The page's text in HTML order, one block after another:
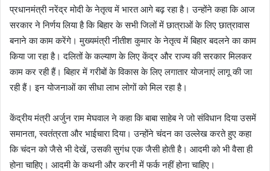
प्रधानमंत्री नरेंद्र मोदी के नेतृत्व में भारत आगे बढ़ रहा है। उन्होंने कहा कि आज
सरकार ने निर्णय लिया है कि बिहार के सभी जिलों में छात्राओं के लिए छात्रावास
बनाने का काम करेंगे। मुख्यमंत्री नीतीश कुमार के नेतृत्व में बिहार बदलने का काम
किया जा रहा है। दलितों के कल्याण के लिए केंद्र और राज्य की सरकार मिलकर
काम कर रही हैं। बिहार में गरीबों के विकास के लिए लगातार योजनाएं लागू की जा
रही हैं। इन योजनाओं का सीधा लाभ लोगों को मिल रहा है।
केंद्रीय मंत्री अर्जुन राम मेघवाल ने कहा कि बाबा साहेब ने जो संविधान दिया उसमें
समानता, स्वतंत्रता और भाईचारा दिया। उन्होंने चंदन का उल्लेख करते हुए कहा
कि चंदन को जैसे भी देखें, उसकी सुगंध एक जैसी होती है। आदमी को भी वैसा ही
होना चाहिए। आदमी के कथनी और करनी में फर्क नहीं होना चाहिए।